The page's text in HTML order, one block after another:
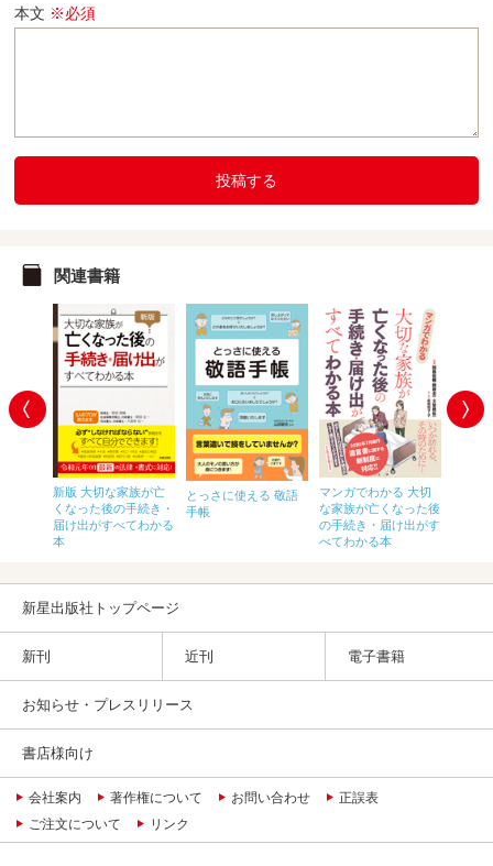
本文 ※必須
投稿する
関連書籍
新版 大切な家族が亡
くなった後の手続き・
届け出がすべてわかる
本
とっさに使える 敬語
手帳
マンガでわかる 大切
な家族が亡くなった後
の手続き・届け出がす
べてわかる本
新星出版社トップページ
新刊 近刊 電子書籍
お知らせ・プレスリリース
書店様向け
会社案内 著作権について お問い合わせ
正誤表
ご注文について
リンク